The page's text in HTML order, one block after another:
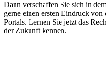
Dann verschaffen Sie sich in
gerne einen ersten Eindruck
Portals. Lernen Sie jetzt das
der Zukunft kennen.